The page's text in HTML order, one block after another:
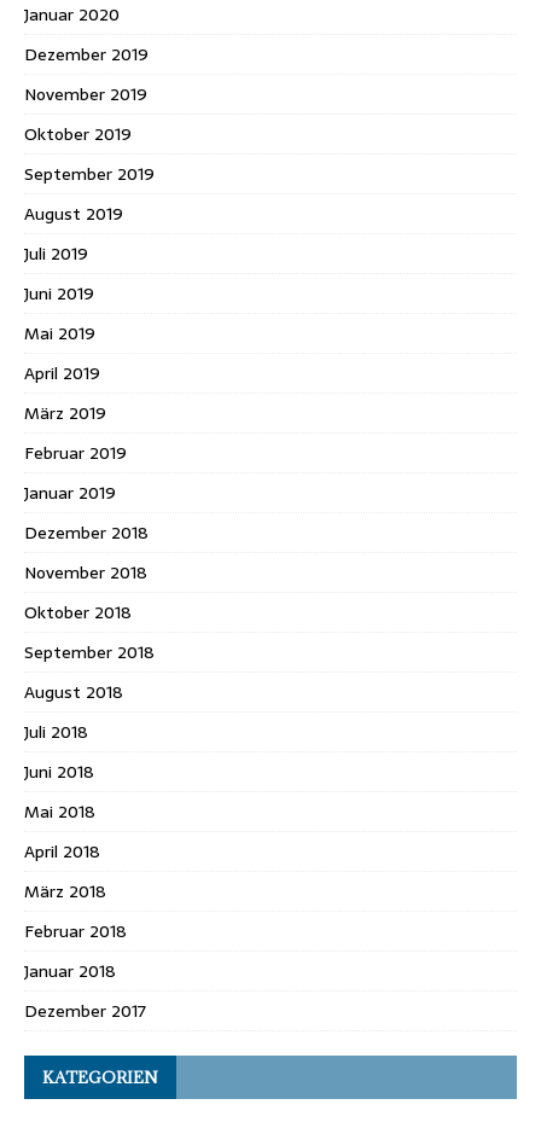
Januar 2020
Dezember 2019
November 2019
Oktober 2019
September 2019
August 2019
Juli 2019
Juni 2019
Mai 2019
April 2019
März 2019
Februar 2019
Januar 2019
Dezember 2018
November 2018
Oktober 2018
September 2018
August 2018
Juli 2018
Juni 2018
Mai 2018
April 2018
März 2018
Februar 2018
Januar 2018
Dezember 2017
KATEGORIEN